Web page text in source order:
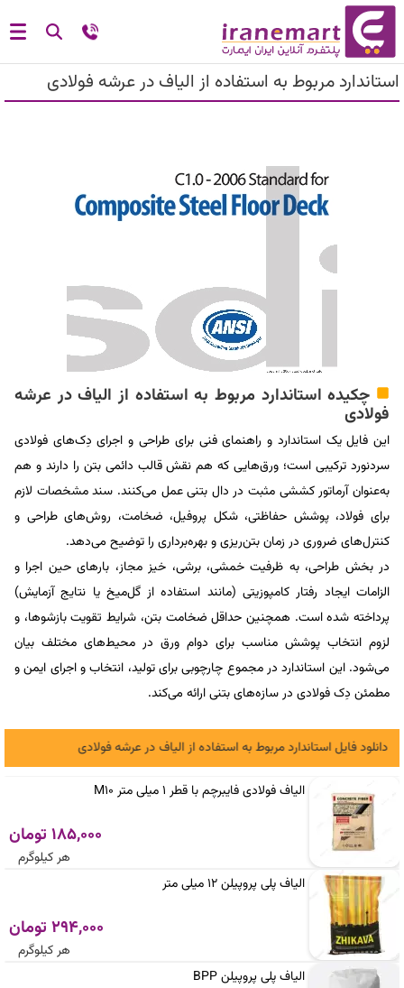
استاندارد مربوط به استفاده از الیاف در عرشه فولادی
چکیده استاندارد مربوط به استفاده از الیاف در عرشه
فولادی
این فایل یک استاندارد و راهنمای فنی برای طراحی و اجرای دِک‌های فولادی
سردنورد ترکیبی است؛ ورق‌هایی که هم نقش قالب دائمی بتن را دارند و هم
به‌عنوان آرماتور کششی مثبت در دال بتنی عمل می‌کنند. سند مشخصات لازم
برای فولاد، پوشش حفاظتی، شکل پروفیل، ضخامت، روش‌های طراحی و
کنترل‌های ضروری در زمان بتن‌ریزی و بهره‌برداری را توضیح می‌دهد.
در بخش طراحی، به ظرفیت خمشی، برشی، خیز مجاز، بارهای حین اجرا و
الزامات ایجاد رفتار کامپوزیتی (مانند استفاده از گل‌میخ یا نتایج آزمایش)
پرداخته شده است. همچنین حداقل ضخامت بتن، شرایط تقویت بازشوها، و
لزوم انتخاب پوشش مناسب برای دوام ورق در محیط‌های مختلف بیان
می‌شود. این استاندارد در مجموع چارچوبی برای تولید، انتخاب و اجرای ایمن و
مطمئن دِک فولادی در سازه‌های بتنی ارائه می‌کند.
دانلود فایل استاندارد مربوط به استفاده از الیاف در عرشه فولادی
الیاف فولادی فایبرچم با قطر 1 میلی متر M10
185,000 تومان
هر کیلوگرم
الیاف پلی پروپیلن 12 میلی متر
294,000 تومان
هر کیلوگرم
الیاف پلی پروپیلن BPP